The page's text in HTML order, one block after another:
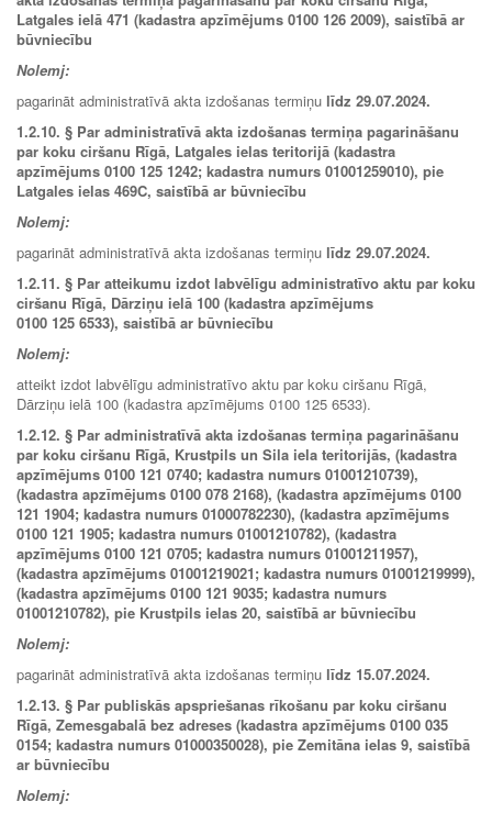
Latgales ielā 471 (kadastra apzīmējums 0100 126 2009), saistībā ar
būvniecību
Nolemj:
pagarināt administratīvā akta izdošanas termiņu līdz 29.07.2024.
1.2.10. § Par administratīvā akta izdošanas termiņa pagarināšanu
par koku ciršanu Rīgā, Latgales ielas teritorijā (kadastra
apzīmējums 0100 125 1242; kadastra numurs 01001259010), pie
Latgales ielas 469C, saistībā ar būvniecību
Nolemj:
pagarināt administratīvā akta izdošanas termiņu līdz 29.07.2024.
1.2.11. § Par atteikumu izdot labvēlīgu administratīvo aktu par koku
ciršanu Rīgā, Dārziņu ielā 100 (kadastra apzīmējums
0100 125 6533), saistībā ar būvniecību
Nolemj:
atteikt izdot labvēlīgu administratīvo aktu par koku ciršanu Rīgā,
Dārziņu ielā 100 (kadastra apzīmējums 0100 125 6533).
1.2.12. § Par administratīvā akta izdošanas termiņa pagarināšanu
par koku ciršanu Rīgā, Krustpils un Sila iela teritorijās, (kadastra
apzīmējums 0100 121 0740; kadastra numurs 01001210739),
(kadastra apzīmējums 0100 078 2168), (kadastra apzīmējums 0100
121 1904; kadastra numurs 01000782230), (kadastra apzīmējums
0100 121 1905; kadastra numurs 01001210782), (kadastra
apzīmējums 0100 121 0705; kadastra numurs 01001211957),
(kadastra apzīmējums 01001219021; kadastra numurs 01001219999),
(kadastra apzīmējums 0100 121 9035; kadastra numurs
01001210782), pie Krustpils ielas 20, saistībā ar būvniecību
Nolemj:
pagarināt administratīvā akta izdošanas termiņu līdz 15.07.2024.
1.2.13. § Par publiskās apspriešanas rīkošanu par koku ciršanu
Rīgā, Zemesgabalā bez adreses (kadastra apzīmējums 0100 035
0154; kadastra numurs 01000350028), pie Zemitāna ielas 9, saistībā
ar būvniecību
Nolemj: